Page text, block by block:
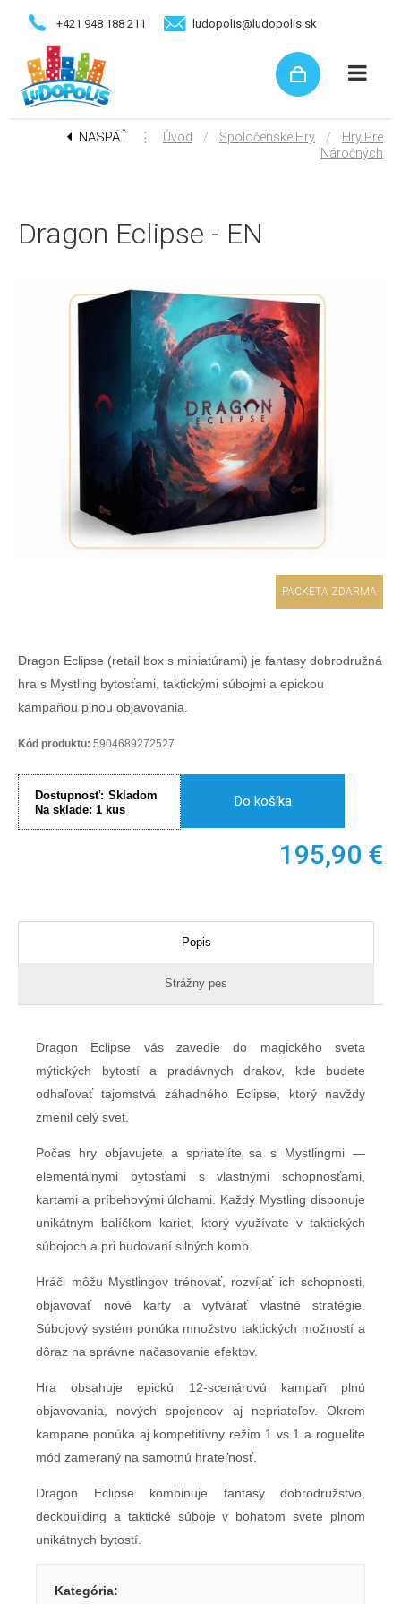
+421 948 188 211 ludopolis@ludopolis.sk
NASPÄŤ ⋮ Úvod / Spoločenské Hry /
Hry Pre
Náročných
Dragon Eclipse - EN
PACKETA ZDARMA
Dragon Eclipse (retail box s miniatúrami) je fantasy dobrodružná
hra s Mystling bytosťami, taktickými súbojmi a epickou
kampaňou plnou objavovania.
Kód produktu: 5904689272527
Dostupnosť: Skladom
Na sklade: 1 kus
Do košíka
195,90 €
Popis
Strážny pes
Dragon Eclipse vás zavedie do magického sveta
mýtických bytostí a pradávnych drakov, kde budete
odhaľovať tajomstvá záhadného Eclipse, ktorý navždy
zmenil celý svet.
Počas hry objavujete a spriatelíte sa s Mystlingmi —
elementálnymi bytosťami s vlastnými schopnosťami,
kartami a príbehovými úlohami. Každý Mystling disponuje
unikátnym balíčkom kariet, ktorý využívate v taktických
súbojoch a pri budovaní silných komb.
Hráči môžu Mystlingov trénovať, rozvíjať ich schopnosti,
objavovať nové karty a vytvárať vlastné stratégie.
Súbojový systém ponúka množstvo taktických možností a
dôraz na správne načasovanie efektov.
Hra obsahuje epickú 12-scenárovú kampaň plnú
objavovania, nových spojencov aj nepriateľov. Okrem
kampane ponúka aj kompetitívny režim 1 vs 1 a roguelite
mód zameraný na samotnú hrateľnosť.
Dragon Eclipse kombinuje fantasy dobrodružstvo,
deckbuilding a taktické súboje v bohatom svete plnom
unikátnych bytostí.
Kategória: